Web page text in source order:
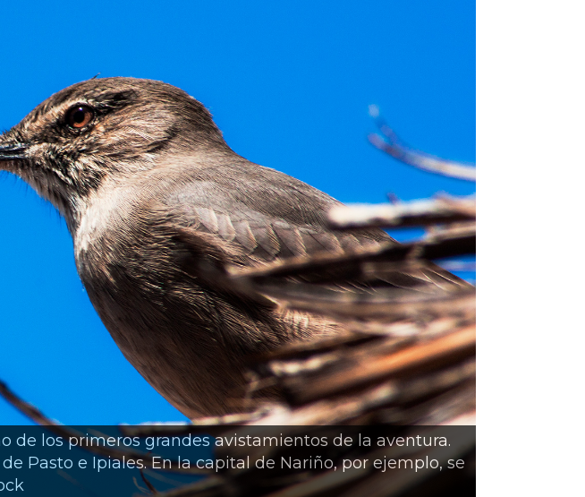
de los primeros grandes avistamientos de la aventura.
Pasto e Ipiales. En la capital de Nariño, por ejemplo, se